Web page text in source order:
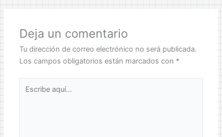
Deja un comentario
Tu dirección de correo electrónico no será publicada.
Los campos obligatorios están marcados con *